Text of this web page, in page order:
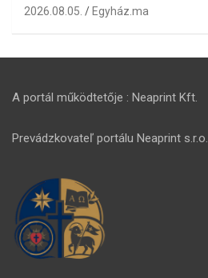
2026.08.05. Egyház.ma
A portál működtetője : Neaprint Kft.
Prevádzkovateľ portálu Neaprint s.r.o.